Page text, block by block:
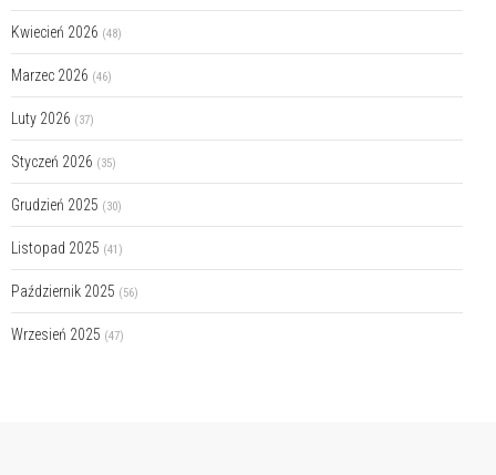
Kwiecień 2026 (48)
Marzec 2026 (46)
Luty 2026 (37)
Styczeń 2026 (35)
Grudzień 2025 (30)
Listopad 2025 (41)
Październik 2025 (56)
Wrzesień 2025 (47)